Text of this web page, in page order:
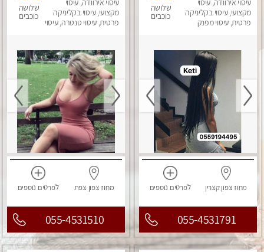
ביאליק
עיסוי אירוודה, עיסוי
מקצועי, עיסוי בקליניקה
פרטית, עיסוי מפנק
שלושה
כוכבים
מחוז צפוןקצרין לפרטים נוספים
055-4531791
פרטי!!!מומלץ לחלוטין!!!!
עיסוי אירוודה, עיסוי
מקצועי, עיסוי בקליניקה
פרטית, עיסוי טנטרה, עיסוי
שלושה
כוכבים
מחוז צפון צפת לפרטים נוספים
055-4531510